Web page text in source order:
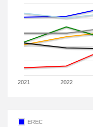
2021 2022
EREC